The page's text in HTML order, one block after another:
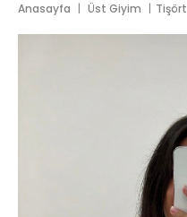
Anasayfa Üst Giyim Tişört